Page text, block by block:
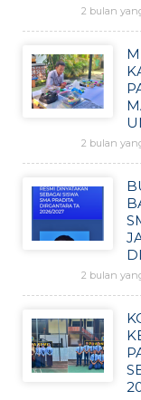
2 bulan
2 bulan
2 bulan